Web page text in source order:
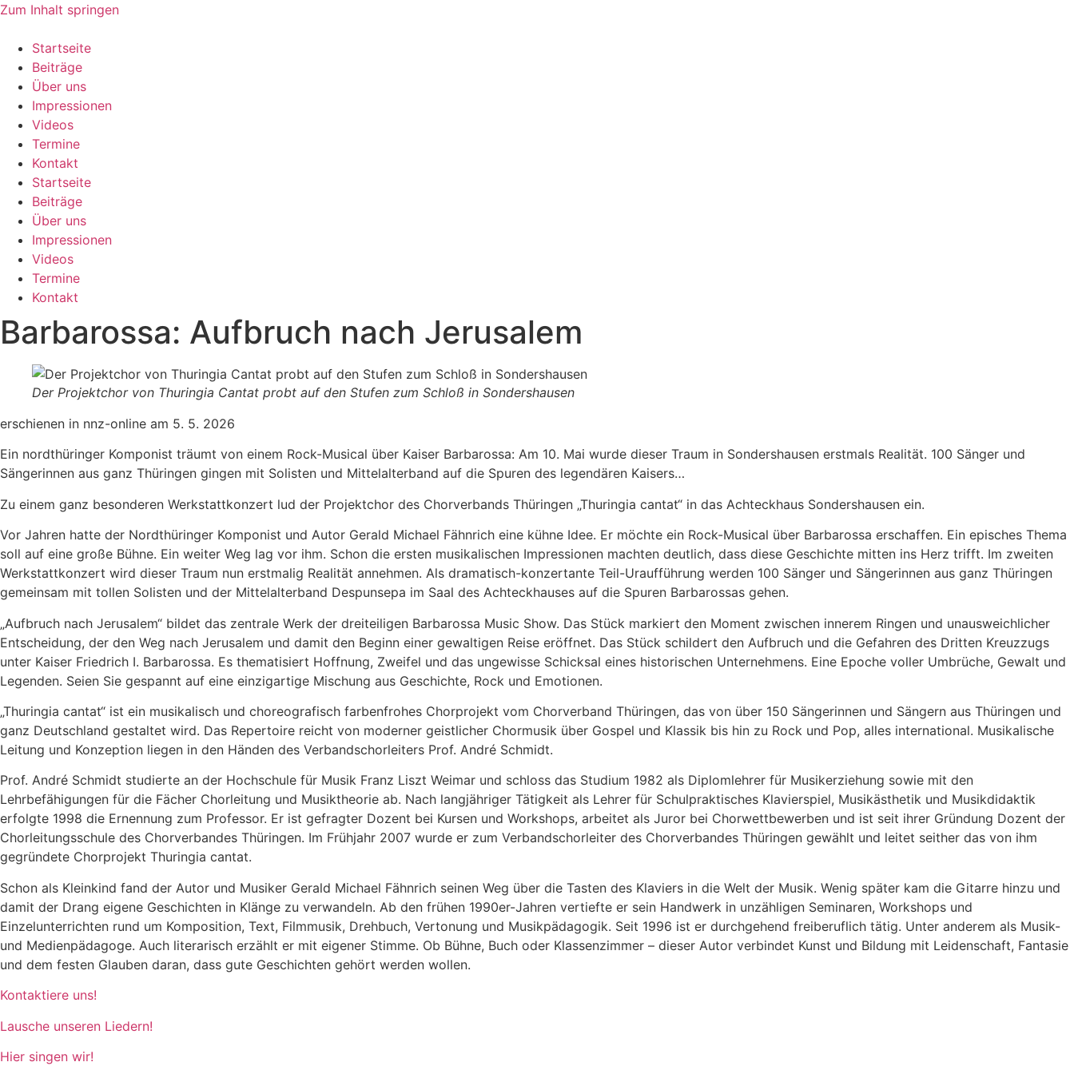
Zum Inhalt springen
Startseite
Beiträge
Über uns
Impressionen
Videos
Termine
Kontakt
Startseite
Beiträge
Über uns
Impressionen
Videos
Termine
Kontakt
Barbarossa: Aufbruch nach Jerusalem
Der Projektchor von Thuringia Cantat probt auf den Stufen zum Schloß in Sondershausen
erschienen in nnz-online am 5. 5. 2026
Ein nordthüringer Komponist träumt von einem Rock-Musical über Kaiser Barbarossa: Am 10. Mai wurde dieser Traum in Sondershausen erstmals Realität. 100 Sänger und
Sängerinnen aus ganz Thüringen gingen mit Solisten und Mittelalterband auf die Spuren des legendären Kaisers…
Zu einem ganz besonderen Werkstattkonzert lud der Projektchor des Chorverbands Thüringen „Thuringia cantat“ in das Achteckhaus Sondershausen ein.
Vor Jahren hatte der Nordthüringer Komponist und Autor Gerald Michael Fähnrich eine kühne Idee. Er möchte ein Rock-Musical über Barbarossa erschaffen. Ein episches Thema
soll auf eine große Bühne. Ein weiter Weg lag vor ihm. Schon die ersten musikalischen Impressionen machten deutlich, dass diese Geschichte mitten ins Herz trifft. Im zweiten
Werkstattkonzert wird dieser Traum nun erstmalig Realität annehmen. Als dramatisch-konzertante Teil-Uraufführung werden 100 Sänger und Sängerinnen aus ganz Thüringen
gemeinsam mit tollen Solisten und der Mittelalterband Despunsepa im Saal des Achteckhauses auf die Spuren Barbarossas gehen.
„Aufbruch nach Jerusalem“ bildet das zentrale Werk der dreiteiligen Barbarossa Music Show. Das Stück markiert den Moment zwischen innerem Ringen und unausweichlicher
Entscheidung, der den Weg nach Jerusalem und damit den Beginn einer gewaltigen Reise eröffnet. Das Stück schildert den Aufbruch und die Gefahren des Dritten Kreuzzugs
unter Kaiser Friedrich I. Barbarossa. Es thematisiert Hoffnung, Zweifel und das ungewisse Schicksal eines historischen Unternehmens. Eine Epoche voller Umbrüche, Gewalt und
Legenden. Seien Sie gespannt auf eine einzigartige Mischung aus Geschichte, Rock und Emotionen.
„Thuringia cantat“ ist ein musikalisch und choreografisch farbenfrohes Chorprojekt vom Chorverband Thüringen, das von über 150 Sängerinnen und Sängern aus Thüringen und
ganz Deutschland gestaltet wird. Das Repertoire reicht von moderner geistlicher Chormusik über Gospel und Klassik bis hin zu Rock und Pop, alles international. Musikalische
Leitung und Konzeption liegen in den Händen des Verbandschorleiters Prof. André Schmidt.
Prof. André Schmidt studierte an der Hochschule für Musik Franz Liszt Weimar und schloss das Studium 1982 als Diplomlehrer für Musikerziehung sowie mit den
Lehrbefähigungen für die Fächer Chorleitung und Musiktheorie ab. Nach langjähriger Tätigkeit als Lehrer für Schulpraktisches Klavierspiel, Musikästhetik und Musikdidaktik
erfolgte 1998 die Ernennung zum Professor. Er ist gefragter Dozent bei Kursen und Workshops, arbeitet als Juror bei Chorwettbewerben und ist seit ihrer Gründung Dozent der
Chorleitungsschule des Chorverbandes Thüringen. Im Frühjahr 2007 wurde er zum Verbandschorleiter des Chorverbandes Thüringen gewählt und leitet seither das von ihm
gegründete Chorprojekt Thuringia cantat.
Schon als Kleinkind fand der Autor und Musiker Gerald Michael Fähnrich seinen Weg über die Tasten des Klaviers in die Welt der Musik. Wenig später kam die Gitarre hinzu und
damit der Drang eigene Geschichten in Klänge zu verwandeln. Ab den frühen 1990er-Jahren vertiefte er sein Handwerk in unzähligen Seminaren, Workshops und
Einzelunterrichten rund um Komposition, Text, Filmmusik, Drehbuch, Vertonung und Musikpädagogik. Seit 1996 ist er durchgehend freiberuflich tätig. Unter anderem als Musik-
und Medienpädagoge. Auch literarisch erzählt er mit eigener Stimme. Ob Bühne, Buch oder Klassenzimmer – dieser Autor verbindet Kunst und Bildung mit Leidenschaft, Fantasie
und dem festen Glauben daran, dass gute Geschichten gehört werden wollen.
Kontaktiere uns!
Lausche unseren Liedern!
Hier singen wir!